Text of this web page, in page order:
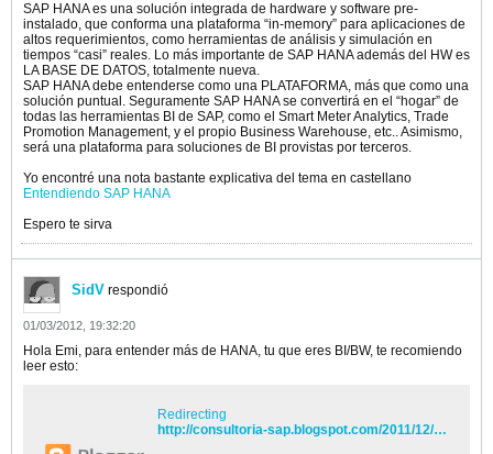
SAP HANA es una solución integrada de hardware y software pre-
instalado, que conforma una plataforma “in-memory” para aplicaciones de
altos requerimientos, como herramientas de análisis y simulación en
tiempos “casi” reales. Lo más importante de SAP HANA además del HW es
LA BASE DE DATOS, totalmente nueva.
SAP HANA debe entenderse como una PLATAFORMA, más que como una
solución puntual. Seguramente SAP HANA se convertirá en el “hogar” de
todas las herramientas BI de SAP, como el Smart Meter Analytics, Trade
Promotion Management, y el propio Business Warehouse, etc.. Asimismo,
será una plataforma para soluciones de BI provistas por terceros.
Yo encontré una nota bastante explicativa del tema en castellano
Entendiendo SAP HANA
Espero te sirva
SidV respondió
01/03/2012, 19:32:20
Hola Emi, para entender más de HANA, tu que eres BI/BW, te recomiendo
leer esto:
Redirecting
http://consultoria-sap.blogspot.com/2011/12/historia-in-memory-hana.html